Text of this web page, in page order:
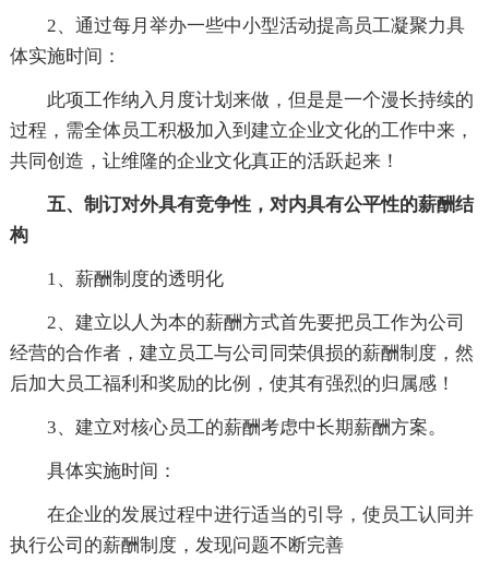
2、通过每月举办一些中小型活动提高员工凝聚力具
体实施时间：
此项工作纳入月度计划来做，但是是一个漫长持续的
过程，需全体员工积极加入到建立企业文化的工作中来，
共同创造，让维隆的企业文化真正的活跃起来！
五、制订对外具有竞争性，对内具有公平性的薪酬结
构
1、薪酬制度的透明化
2、建立以人为本的薪酬方式首先要把员工作为公司
经营的合作者，建立员工与公司同荣俱损的薪酬制度，然
后加大员工福利和奖励的比例，使其有强烈的归属感！
3、建立对核心员工的薪酬考虑中长期薪酬方案。
具体实施时间：
在企业的发展过程中进行适当的引导，使员工认同并
执行公司的薪酬制度，发现问题不断完善